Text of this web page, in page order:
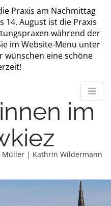
Praxis am Nachmittag
14. August ist die Praxis
während der
im Website-Menu unter
wünschen eine schöne
im
Müller | Kathrin Wildermann